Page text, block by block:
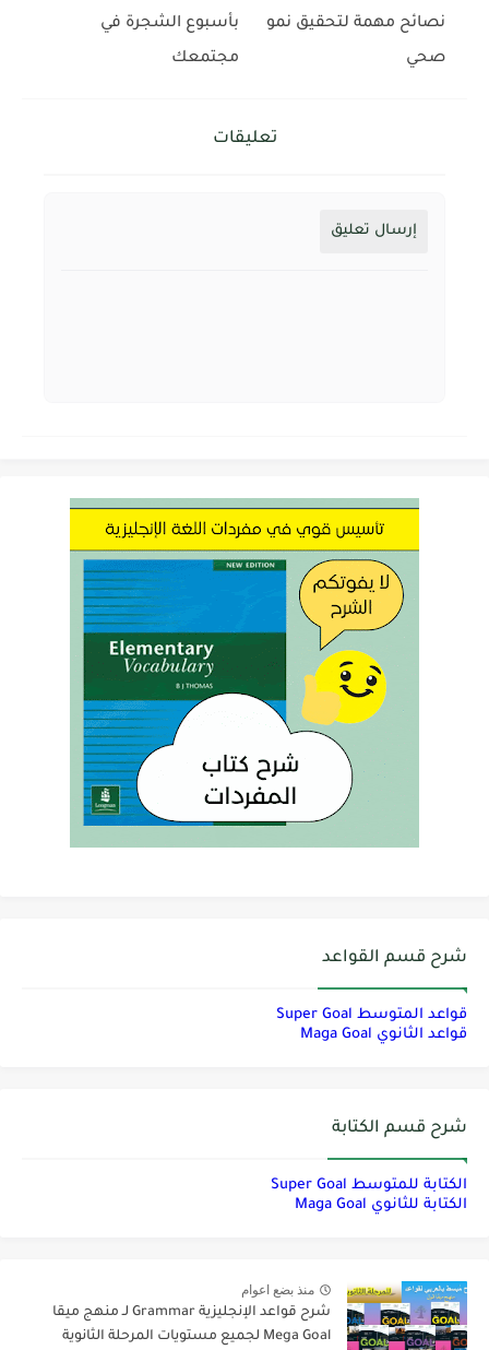
نصائح مهمة لتحقيق نمو
صحي
بأسبوع الشجرة في
مجتمعك
تعليقات
إرسال تعليق
شرح قسم القواعد
قواعد المتوسط Super Goal
قواعد الثانوي Maga Goal
شرح قسم الكتابة
الكتابة للمتوسط Super Goal
الكتابة للثانوي Maga Goal
منذ بضع اعوام
شرح قواعد الإنجليزية Grammar لـ منهج ميقا
Mega Goal لجميع مستويات المرحلة الثانوية